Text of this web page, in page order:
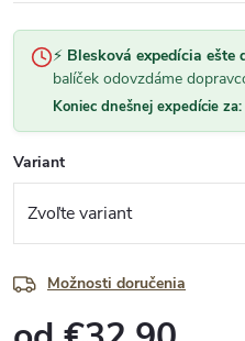
⚡ Blesková expedícia ešte
balíček odovzdáme
Koniec dnešnej expedície za:
Variant
Možnosti doručenia